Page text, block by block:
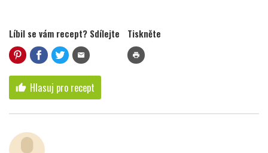
Líbil se vám recept? Sdílejte
mail
Tiskněte
print
thumb_up Hlasuj pro recept